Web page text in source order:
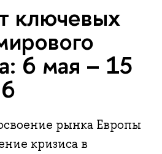
ключевых
6 мая – 15
рынка Европы
кризиса в